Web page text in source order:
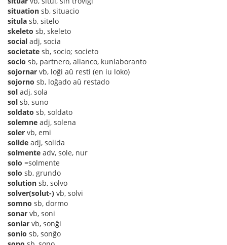
situation sb, situacio
situla sb, sitelo
skeleto sb, skeleto
social adj, socia
societate sb, socio; societo
socio sb, partnero, alianco, kunlaboranto
sojornar vb, loĝi aŭ resti (en iu loko)
sojorno sb, loĝado aŭ restado
sol adj, sola
sol sb, suno
soldato sb, soldato
solemne adj, solena
soler vb, emi
solide adj, solida
solmente adv, sole, nur
solo =solmente
solo sb, grundo
solution sb, solvo
solver(solut-) vb, solvi
somno sb, dormo
sonar vb, soni
soniar vb, sonĝi
sonio sb, sonĝo